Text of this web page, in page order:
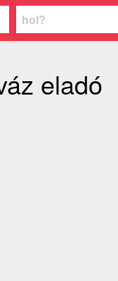
eladó